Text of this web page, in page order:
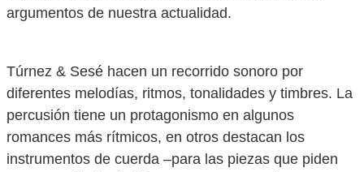
argumentos de nuestra actualidad.
Túrnez & Sesé hacen un recorrido sonoro por
diferentes melodías, ritmos, tonalidades y timbres. La
percusión tiene un protagonismo en algunos
romances más rítmicos, en otros destacan los
instrumentos de cuerda –para las piezas que piden